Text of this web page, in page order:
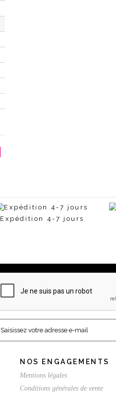
Expédition 4-7 jours
NOS ENGAGEMENTS
Mentions légales
Conditions générales de vente